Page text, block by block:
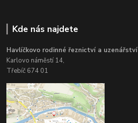
Kde nás najdete
Havlíčkovo rodinné řeznictví a uzenářství
Karlovo náměstí 14,
Třebíč 674 01